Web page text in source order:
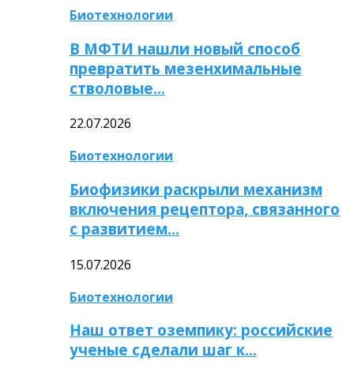
Биотехнологии
В МФТИ нашли новый способ
превратить мезенхимальные
стволовые…
22.07.2026
Биотехнологии
Биофизики раскрыли механизм
включения рецептора, связанного
с развитием…
15.07.2026
Биотехнологии
Наш ответ оземпику: российские
ученые сделали шаг к…